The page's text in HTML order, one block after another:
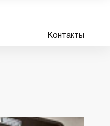
Контакты